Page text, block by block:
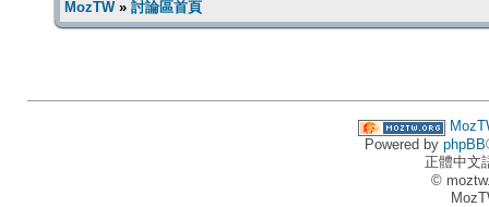
MozTW» 討論區首頁
Powered by phpBB
正體中文
©